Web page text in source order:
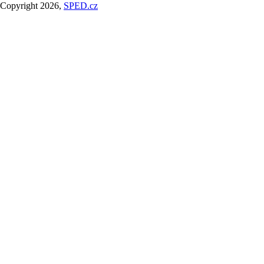
Copyright 2026, SPED.cz